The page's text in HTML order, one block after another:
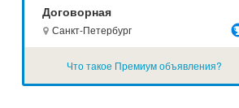
Договорная
Санкт-Петербург
Что такое Премиум объявления?